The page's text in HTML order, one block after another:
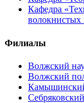
Кафедра
волокнистых
Филиалы
Волжский
Волжский